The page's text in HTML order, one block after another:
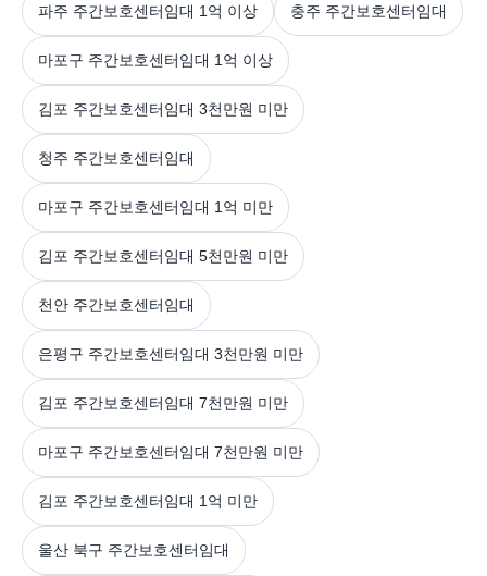
파주 주간보호센터임대 1억 이상 충주 주간보호센터임대
마포구 주간보호센터임대 1억 이상
김포 주간보호센터임대 3천만원 미만
청주 주간보호센터임대
마포구 주간보호센터임대 1억 미만
김포 주간보호센터임대 5천만원 미만
천안 주간보호센터임대
은평구 주간보호센터임대 3천만원 미만
김포 주간보호센터임대 7천만원 미만
마포구 주간보호센터임대 7천만원 미만
김포 주간보호센터임대 1억 미만
울산 북구 주간보호센터임대